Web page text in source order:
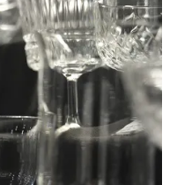
am
的觸感就很明顯感